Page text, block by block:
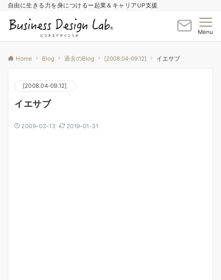
自由に生きる力を身につけるー起業＆キャリアUP支援
Menu
Home Blog 過去のBlog [2008.04-09.12] イエサブ
[2008.04-09.12]
イエサブ
2009-03-13 2019-01-31